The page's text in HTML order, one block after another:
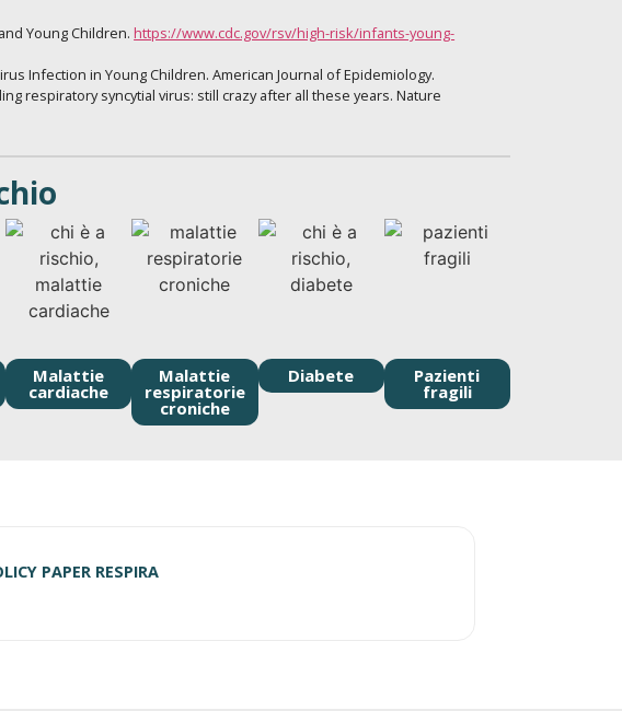
Young Children.https://www.cdc.gov/rsv/high-risk/infants-young-
Infection in Young Children. American Journal of Epidemiology.
respiratory syncytial virus: still crazy after all these years. Nature
Malattie
cardiache
Malattie
respiratorie
croniche
Diabete Pazienti
fragili
PAPER RESPIRA